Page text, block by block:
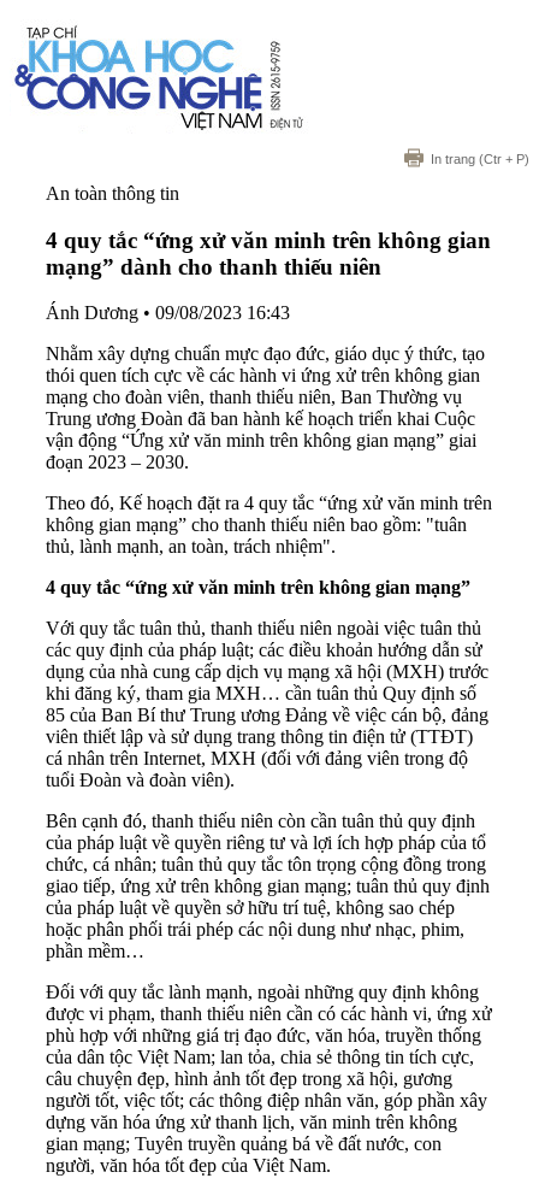
In trang (Ctr + P)
An toàn thông tin
4 quy tắc “ứng xử văn minh trên không gian
mạng” dành cho thanh thiếu niên
Ánh Dương • 09/08/2023 16:43
Nhằm xây dựng chuẩn mực đạo đức, giáo dục ý thức, tạo
thói quen tích cực về các hành vi ứng xử trên không gian
mạng cho đoàn viên, thanh thiếu niên, Ban Thường vụ
Trung ương Đoàn đã ban hành kế hoạch triển khai Cuộc
vận động “Ứng xử văn minh trên không gian mạng” giai
đoạn 2023 – 2030.
Theo đó, Kế hoạch đặt ra 4 quy tắc “ứng xử văn minh trên
không gian mạng” cho thanh thiếu niên bao gồm: "tuân
thủ, lành mạnh, an toàn, trách nhiệm".
4 quy tắc “ứng xử văn minh trên không gian mạng”
Với quy tắc tuân thủ, thanh thiếu niên ngoài việc tuân thủ
các quy định của pháp luật; các điều khoản hướng dẫn sử
dụng của nhà cung cấp dịch vụ mạng xã hội (MXH) trước
khi đăng ký, tham gia MXH… cần tuân thủ Quy định số
85 của Ban Bí thư Trung ương Đảng về việc cán bộ, đảng
viên thiết lập và sử dụng trang thông tin điện tử (TTĐT)
cá nhân trên Internet, MXH (đối với đảng viên trong độ
tuổi Đoàn và đoàn viên).
Bên cạnh đó, thanh thiếu niên còn cần tuân thủ quy định
của pháp luật về quyền riêng tư và lợi ích hợp pháp của tổ
chức, cá nhân; tuân thủ quy tắc tôn trọng cộng đồng trong
giao tiếp, ứng xử trên không gian mạng; tuân thủ quy định
của pháp luật về quyền sở hữu trí tuệ, không sao chép
hoặc phân phối trái phép các nội dung như nhạc, phim,
phần mềm…
Đối với quy tắc lành mạnh, ngoài những quy định không
được vi phạm, thanh thiếu niên cần có các hành vi, ứng xử
phù hợp với những giá trị đạo đức, văn hóa, truyền thống
của dân tộc Việt Nam; lan tỏa, chia sẻ thông tin tích cực,
câu chuyện đẹp, hình ảnh tốt đẹp trong xã hội, gương
người tốt, việc tốt; các thông điệp nhân văn, góp phần xây
dựng văn hóa ứng xử thanh lịch, văn minh trên không
gian mạng; Tuyên truyền quảng bá về đất nước, con
người, văn hóa tốt đẹp của Việt Nam.